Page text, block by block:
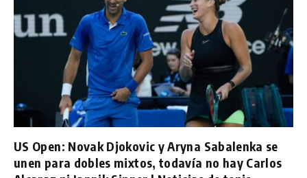
US Open: Novak Djokovic y Aryna Sabalenka se
unen para dobles mixtos, todavía no hay Carlos